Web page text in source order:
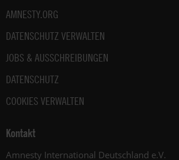
AMNESTY.ORG
DATENSCHUTZ VERWALTEN
JOBS & AUSSCHREIBUNGEN
DATENSCHUTZ
COOKIES VERWALTEN
Kontakt
Amnesty International Deutschland e.V.